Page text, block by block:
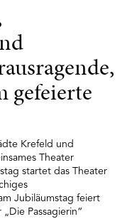
gefeierte
Krefeld und
Theater
startet das Theater
Jubiläumstag feiert
Passagierin“